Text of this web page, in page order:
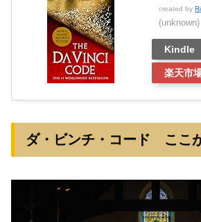
created by
(unknown)
Kindle
楽天市
ダ・ビンチ・コード ここ